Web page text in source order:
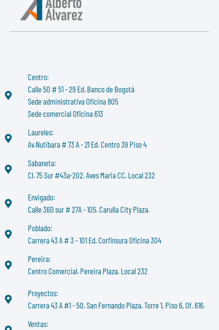
Centro:
Calle 50 # 51 - 29 Ed. Banco de Bogotá
Sede administrativa Oficina 805
Sede comercial Oficina 613
Laureles:
Av.Nutibara # 73 A - 21 Ed. Centro 39 Piso 4
Sabaneta:
Cl. 75 Sur #43a-202. Aves Maria CC. Local 232
Envigado:
Calle 36D sur # 27A - 105. Carulla City Plaza.
Poblado:
Carrera 43 A # 3 - 101 Ed. Corfinsura Oficina 304
Pereira:
Centro Comercial. Pereira Plaza. Local 232
Proyectos:
Carrera 43 A #1 - 50. San Fernando Plaza. Torre 1, Piso 6, Of. 616.
Ventas: